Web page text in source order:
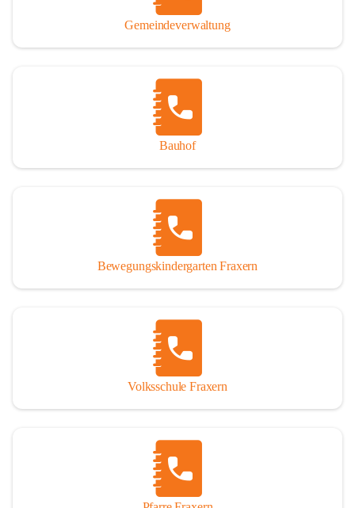
Gemeindeverwaltung
Bauhof
Bewegungskindergarten Fraxern
Volksschule Fraxern